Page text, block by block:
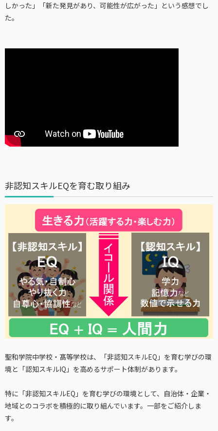
しかった」「新た発見があり、可能性が広がった」という感想でし
た。
非認知スキルEQを育む取り組み
聖和学院中学校・髙等学校は、「非認知スキルEQ」を育む学びの環
境と「認知スキルIQ」を高めるサポート体制があります。
特に「非認知スキルEQ」を育む学びの環境として、自治体・企業・
地域とのコラボを積極的に取り組んでいます。一部をご紹介しま
す。